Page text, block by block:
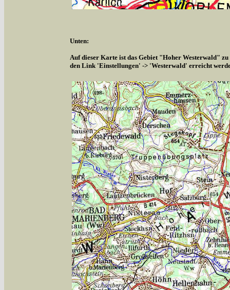
Unten:
Auf dieser Karte ist das Gebiet "Hoher Westerwald"
den Link 'Einstellungen' -> 'Westerwald' erreicht